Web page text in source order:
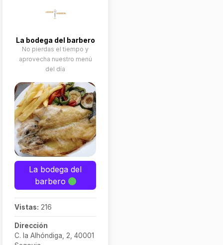
La bodega del barbero
No pierdas el tiempo y
aprovecha nuestro menú
del día
La bodega del
barbero
Vistas: 216
Dirección
C. la Alhóndiga, 2, 40001